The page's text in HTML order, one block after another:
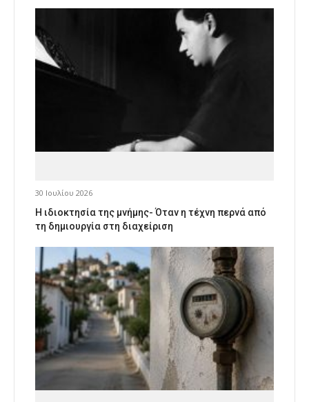
30 Ιουλίου 2026
Η ιδιοκτησία της μνήμης- Όταν η τέχνη περνά από
τη δημιουργία στη διαχείριση